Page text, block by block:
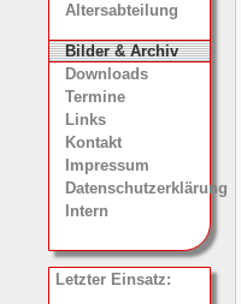
Altersabteilung
Bilder & Archiv
Downloads
Termine
Links
Kontakt
Impressum
Datenschutzerklärung
Intern
Letzter Einsatz: